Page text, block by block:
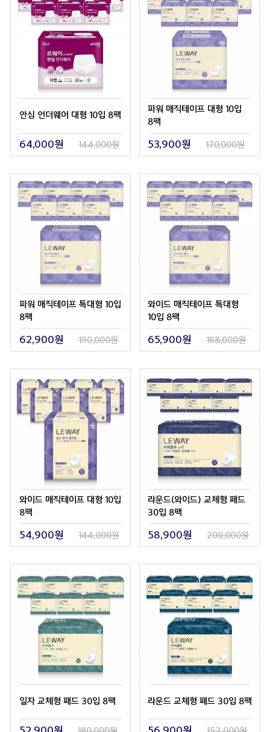
안심 언더웨어 대형 10입 8팩
64,000원 144,000원
파워 매직테이프 대형 10입
8팩
53,900원 170,000원
파워 매직테이프 특대형 10입
8팩
62,900원 190,000원
와이드 매직테이프 특대형
10입 8팩
65,900원 168,000원
와이드 매직테이프 대형 10입
8팩
54,900원 144,000원
라운드(와이드) 교체형 패드
30입 8팩
58,900원 200,000원
일자 교체형 패드 30입 8팩 라운드 교체형 패드 30입 8팩